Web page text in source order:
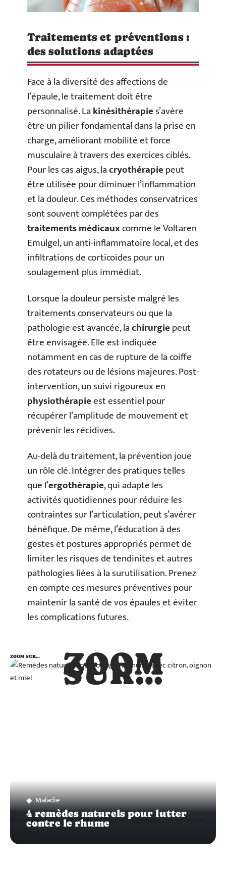
Traitements et préventions :
des solutions adaptées
Face à la diversité des affections de
l’épaule, le traitement doit être
personnalisé. Lakinésithérapies’avère
être un pilier fondamental dans la prise en
charge, améliorant mobilité et force
musculaire à travers des exercices ciblés.
Pour les cas aigus, lacryothérapiepeut
être utilisée pour diminuer l’inflammation
et la douleur. Ces méthodes conservatrices
sont souvent complétées par des
traitements médicauxcomme le Voltaren
Emulgel, un anti-inflammatoire local, et des
infiltrations de corticoïdes pour un
soulagement plus immédiat.
Lorsque la douleur persiste malgré les
traitements conservateurs ou que la
pathologie est avancée, lachirurgiepeut
être envisagée. Elle est indiquée
notamment en cas de rupture de la coiffe
des rotateurs ou de lésions majeures. Post-
intervention, un suivi rigoureux en
physiothérapieest essentiel pour
récupérer l’amplitude de mouvement et
prévenir les récidives.
Au-delà du traitement, la prévention joue
un rôle clé. Intégrer des pratiques telles
que l’ergothérapie, qui adapte les
activités quotidiennes pour réduire les
contraintes sur l’articulation, peut s’avérer
bénéfique. De même, l’éducation à des
gestes et postures appropriés permet de
limiter les risques de tendinites et autres
pathologies liées à la surutilisation. Prenez
en compte ces mesures préventives pour
maintenir la santé de vos épaules et éviter
les complications futures.
ZOOM
SUR…
ZOOM SUR…
Maladie
4 remèdes naturels pour lutter
contre le rhume